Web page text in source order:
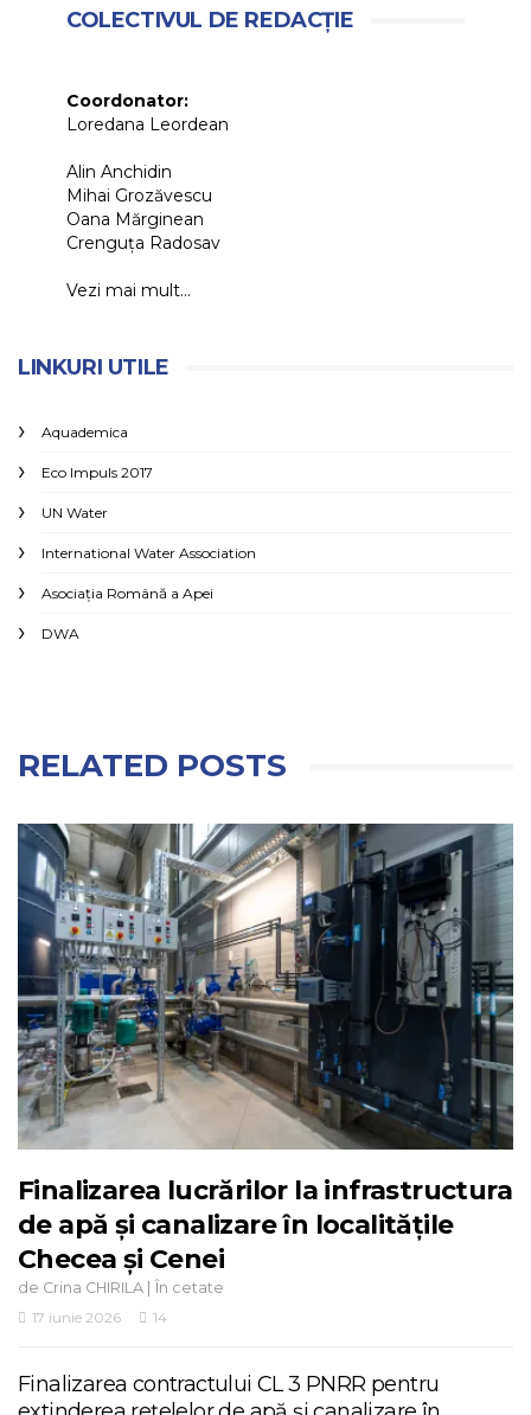
COLECTIVUL DE REDACȚIE
Coordonator:
Loredana Leordean
Alin Anchidin
Mihai Grozăvescu
Oana Mărginean
Crenguța Radosav
Vezi mai mult...
LINKURI UTILE
Aquademica
Eco Impuls 2017
UN Water
International Water Association
Asociaţia Română a Apei
DWA
RELATED POSTS
Finalizarea lucrărilor la infrastructura
de apă și canalizare în localitățile
Checea și Cenei
de Crina CHIRILA | În cetate
17 iunie 2026
14
Finalizarea contractului CL 3 PNRR pentru